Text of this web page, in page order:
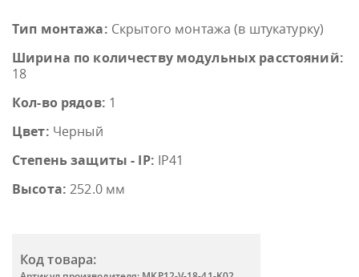
Тип монтажа: Скрытого монтажа (в штукатурку)
Ширина по количеству модульных расстояний:
18
Кол-во рядов: 1
Цвет: Черный
Степень защиты - IP: IP41
Высота: 252.0 мм
Код товара: